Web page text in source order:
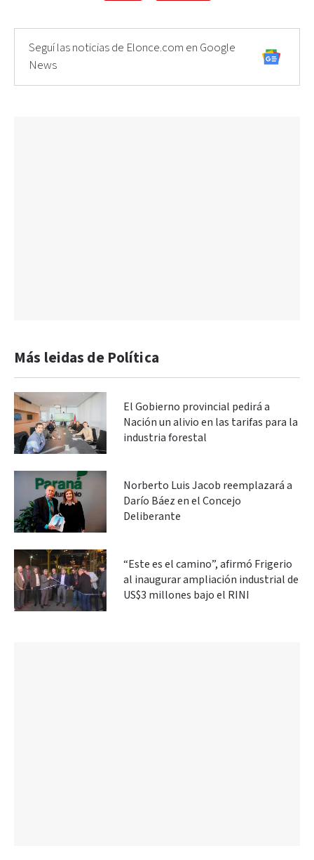
Seguí las noticias de Elonce.com en Google
News
Más leidas de Política
El Gobierno provincial pedirá a
Nación un alivio en las tarifas para la
industria forestal
Norberto Luis Jacob reemplazará a
Darío Báez en el Concejo
Deliberante
“Este es el camino”, afirmó Frigerio
al inaugurar ampliación industrial de
US$3 millones bajo el RINI